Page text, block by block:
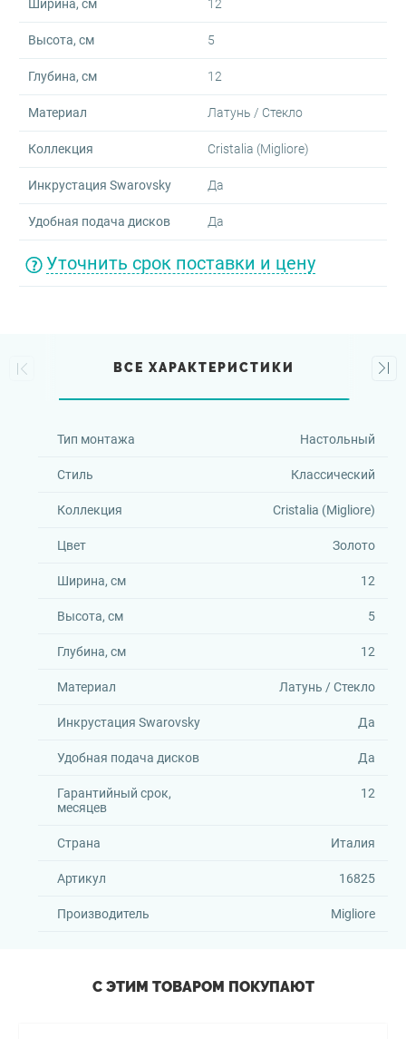
Ширина, см 12
Высота, см 5
Глубина, см 12
Материал Латунь / Стекло
Коллекция Cristalia (Migliore)
Инкрустация Swarovsky Да
Удобная подача дисков Да
Уточнить срок поставки и цену
ВСЕ ХАРАКТЕРИСТИКИ
Тип монтажа Настольный
Стиль Классический
Коллекция Cristalia (Migliore)
Цвет Золото
Ширина, см 12
Высота, см 5
Глубина, см 12
Материал Латунь / Стекло
Инкрустация Swarovsky Да
Удобная подача дисков Да
Гарантийный срок,
месяцев
12
Страна Италия
Артикул 16825
Производитель Migliore
С ЭТИМ ТОВАРОМ ПОКУПАЮТ